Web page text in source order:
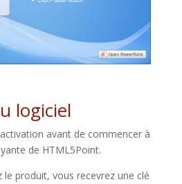
logiciel
avant de commencer à
de HTML5Point.
le produit, vous recevrez une clé